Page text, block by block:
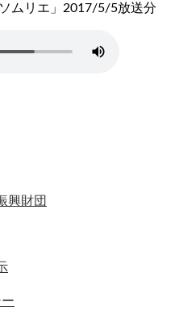
ムリエ」2017/5/5放送分
興財団